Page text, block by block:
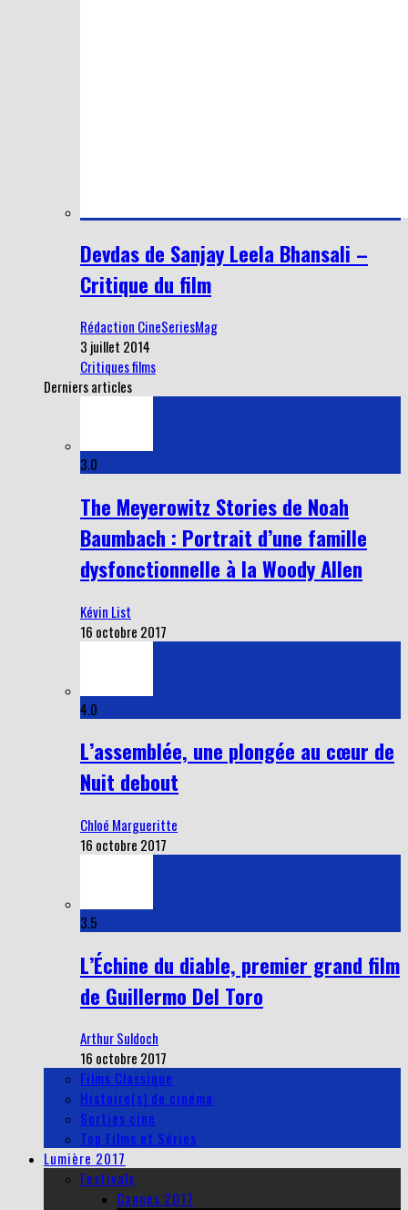
Devdas de Sanjay Leela Bhansali –
Critique du film
Rédaction CineSeriesMag
3 juillet 2014
Critiques films
Derniers articles
3.0
The Meyerowitz Stories de Noah
Baumbach : Portrait d’une famille
dysfonctionnelle à la Woody Allen
Kévin List
16 octobre 2017
4.0
L’assemblée, une plongée au cœur de
Nuit debout
Chloé Margueritte
16 octobre 2017
3.5
L’Échine du diable, premier grand film
de Guillermo Del Toro
Arthur Suldoch
16 octobre 2017
Films Classique
Histoire(s) de cinéma
Sorties cine
Top Films et Séries
Lumière 2017
Festivals
Cannes 2017